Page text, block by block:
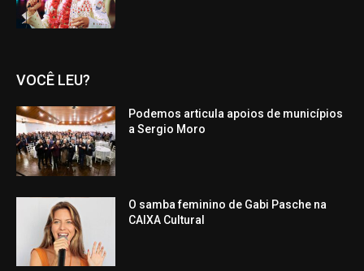
VOCÊ LEU?
Podemos articula apoios de municípios
a Sergio Moro
O samba feminino de Gabi Pasche na
CAIXA Cultural